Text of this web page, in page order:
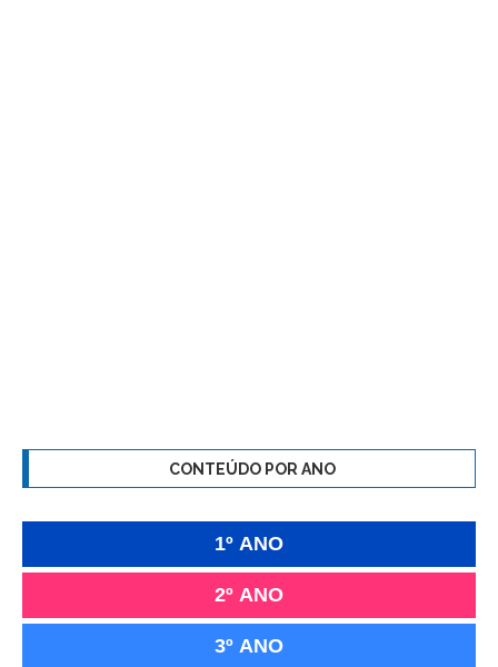
CONTEÚDO POR ANO
1º ANO
2º ANO
3º ANO